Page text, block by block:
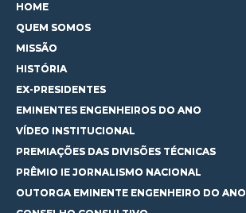
HOME
QUEM SOMOS
MISSÃO
HISTÓRIA
EX-PRESIDENTES
EMINENTES ENGENHEIROS DO ANO
VÍDEO INSTITUCIONAL
PREMIAÇÕES DAS DIVISÕES TÉCNICAS
PRÊMIO IE JORNALISMO NACIONAL
OUTORGA EMINENTE ENGENHEIRO DO ANO